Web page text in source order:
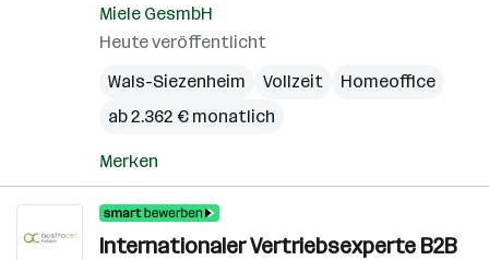
Miele GesmbH
Heute veröffentlicht
Wals-Siezenheim
Vollzeit
Homeoffice
ab 2.362 € monatlich
Merken
Internationaler Vertriebsexperte B2B